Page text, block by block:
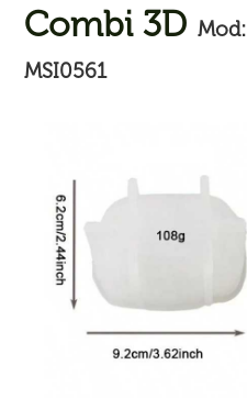
Combi 3D Mod:
MSI0561